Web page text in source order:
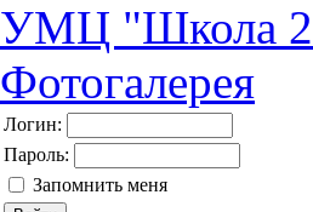
УМЦ "Школа
Фотогалерея
Логин:
Пароль:
Запомнить меня